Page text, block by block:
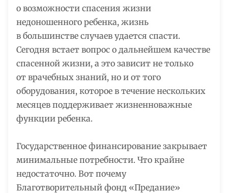
о возможности спасения жизни
недоношенного ребенка, жизнь
в большинстве случаев удается спасти.
Сегодня встает вопрос о дальнейшем качестве
спасенной жизни, а это зависит не только
от врачебных знаний, но и от того
оборудования, которое в течение нескольких
месяцев поддерживает жизненноважные
функции ребенка.
Государственное финансирование закрывает
минимальные потребности. Что крайне
недостаточно. Вот почему
Благотворительный фонд «Предание»